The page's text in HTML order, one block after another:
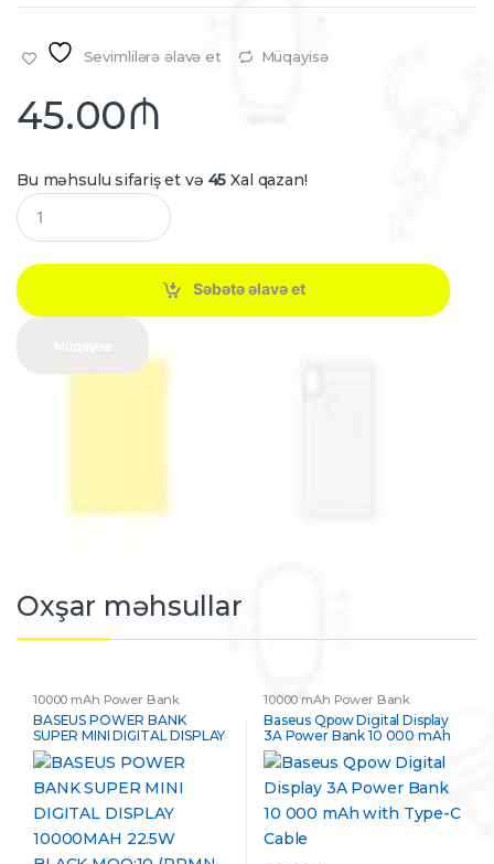
Sevimlilərə əlavə et Müqayisə
45.00₼
Bu məhsulu sifariş et və 45 Xal qazan!
Q
u
t
i
Səbətə əlavə et
Oxşar məhsullar
10000 mAh Power Bank
BASEUS POWER BANK
SUPER MINI DIGITAL DISPLAY
10000MAH 22.5W BLACK
MOQ:10 (PPMN-A01)
10000 mAh Power Bank
Baseus Qpow Digital Display
3A Power Bank 10 000 mAh
with Type-C Cable